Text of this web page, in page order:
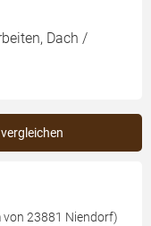
Dach /
von 23881 Niendorf)